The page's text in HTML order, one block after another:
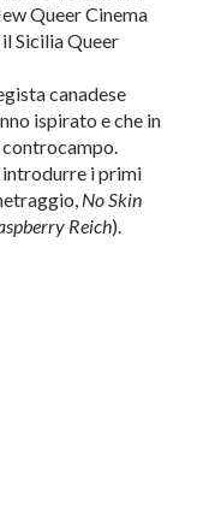
Queer Cinema
Sicilia Queer
canadese
ispirato e che in
introdurre i primi
No Skin
Reich).